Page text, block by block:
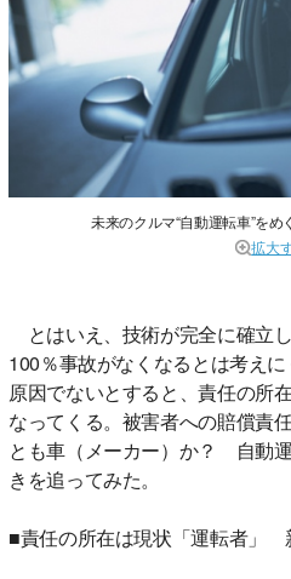
未来のクルマ“自動運転車”を
拡大
とはいえ、技術が完全に確立
100％事故がなくなるとは考え
原因でないとすると、責任の所
なってくる。被害者への賠償責
とも車（メーカー）か？ 自動
きを追ってみた。
■責任の所在は現状「運転者」